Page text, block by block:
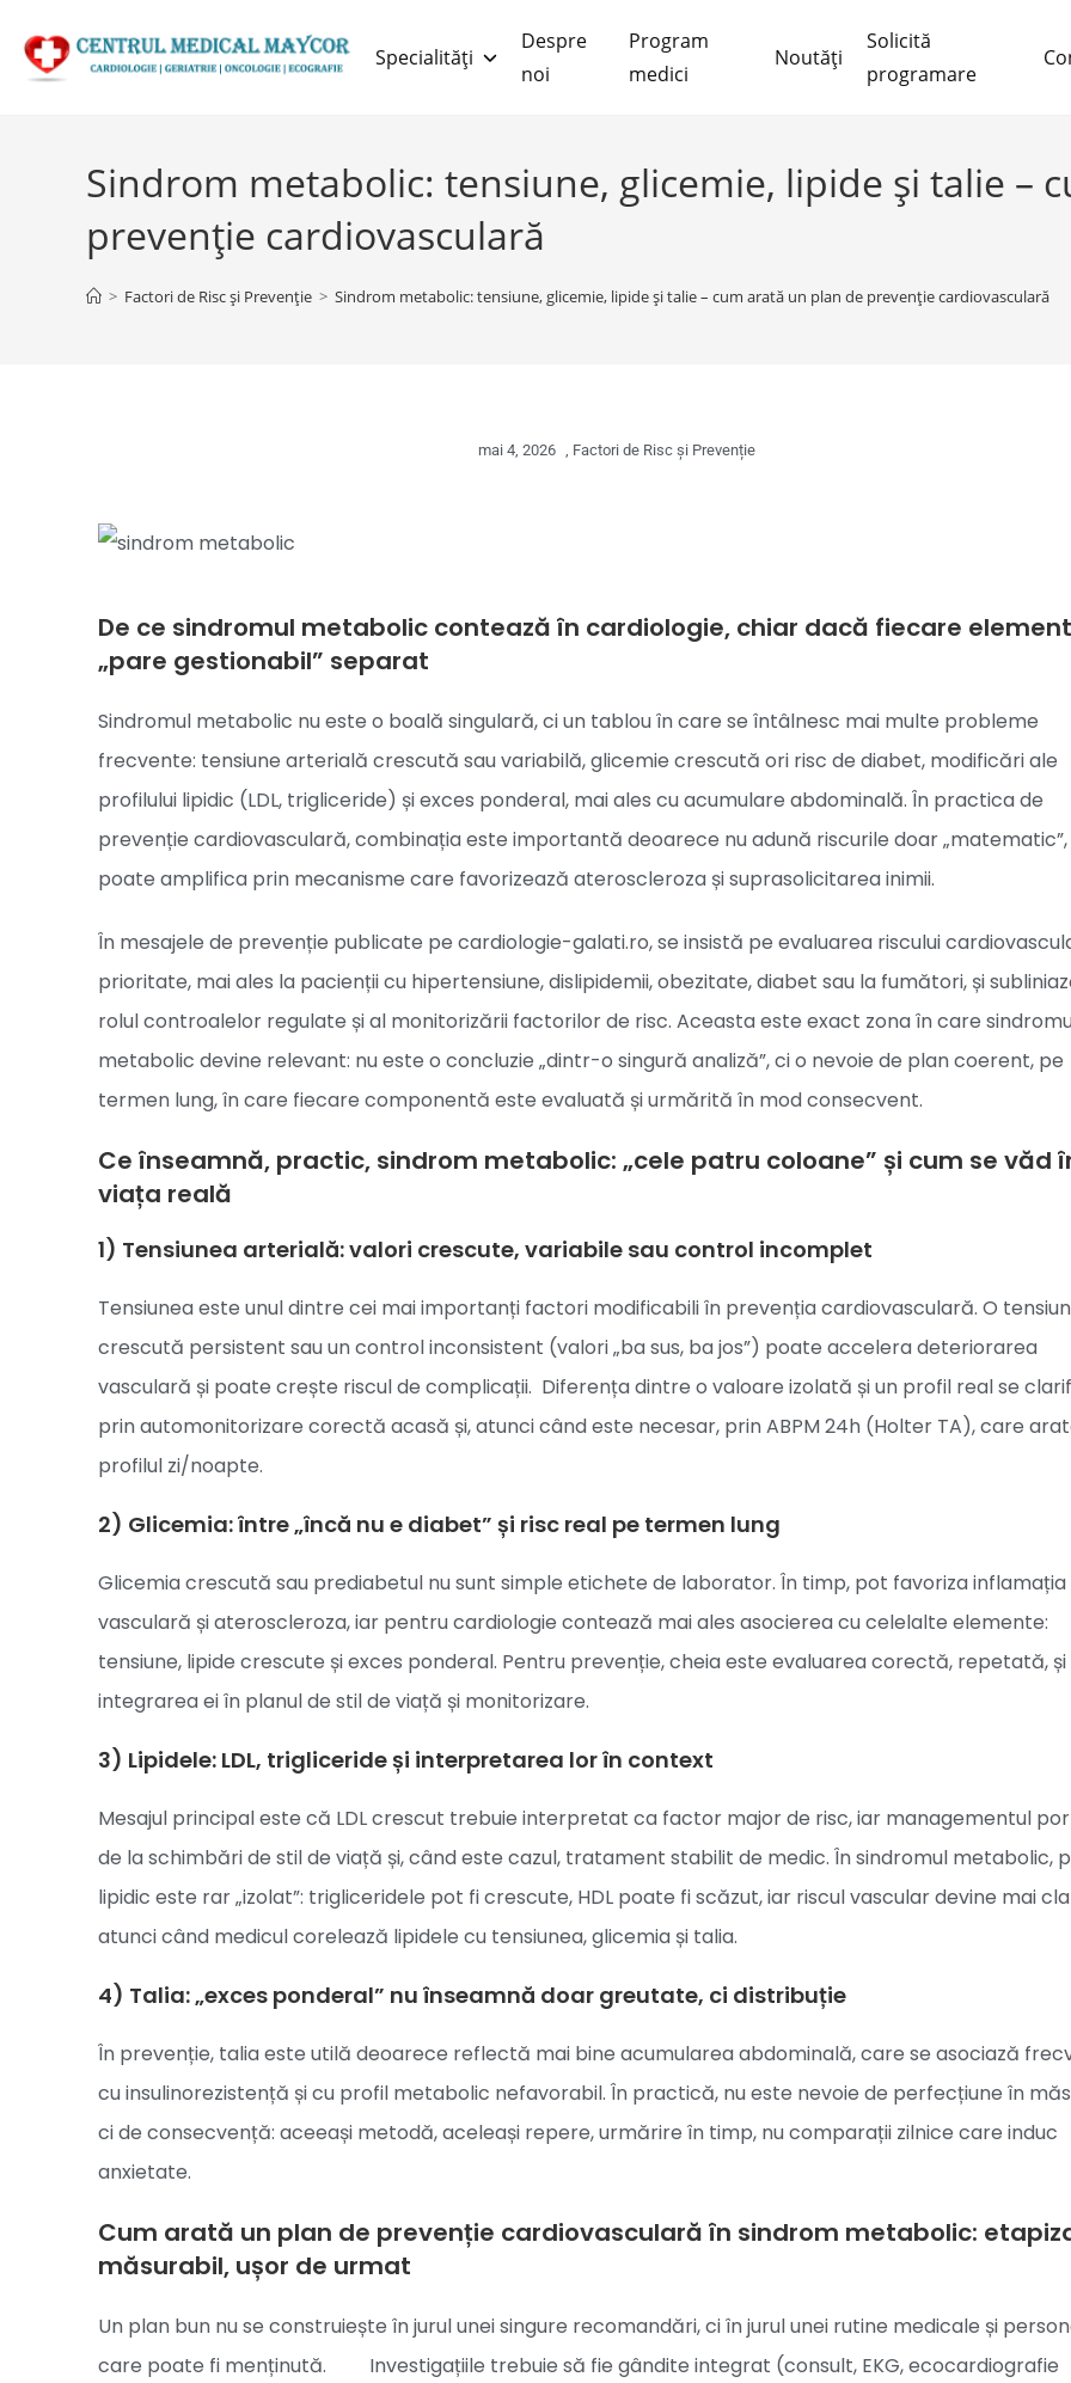
Specialități
Despre
noi
Program
medici
Noutăți
Solicită
programare
Sindrom metabolic: tensiune, glicemie, lipide și talie –
prevenție cardiovasculară
> Factori de Risc și Prevenție > Sindrom metabolic: tensiune, glicemie, lipide și talie – cum arată un plan de prevenție cardiovasculară
mai 4, 2026 , Factori de Risc și Prevenție
De ce sindromul metabolic contează în cardiologie, chiar dacă fiecare element
„pare gestionabil” separat
Sindromul metabolic nu este o boală singulară, ci un tablou în care se întâlnesc mai multe probleme
frecvente: tensiune arterială crescută sau variabilă, glicemie crescută ori risc de diabet, modificări ale
profilului lipidic (LDL, trigliceride) și exces ponderal, mai ales cu acumulare abdominală. În practica de
prevenție cardiovasculară, combinația este importantă deoarece nu adună riscurile doar „matematic”,
poate amplifica prin mecanisme care favorizează ateroscleroza și suprasolicitarea inimii.
În mesajele de prevenție publicate pe cardiologie-galati.ro, se insistă pe evaluarea riscului
prioritate, mai ales la pacienții cu hipertensiune, dislipidemii, obezitate, diabet sau la fumători, și
rolul controalelor regulate și al monitorizării factorilor de risc. Aceasta este exact zona în care
metabolic devine relevant: nu este o concluzie „dintr-o singură analiză”, ci o nevoie de plan coerent, pe
termen lung, în care fiecare componentă este evaluată și urmărită în mod consecvent.
Ce înseamnă, practic, sindrom metabolic: „cele patru coloane” și cum se văd
viața reală
1) Tensiunea arterială: valori crescute, variabile sau control incomplet
Tensiunea este unul dintre cei mai importanți factori modificabili în prevenția cardiovasculară. O
crescută persistent sau un control inconsistent (valori „ba sus, ba jos”) poate accelera deteriorarea
vasculară și poate crește riscul de complicații. Diferența dintre o valoare izolată și un profil real se
prin automonitorizare corectă acasă și, atunci când este necesar, prin ABPM 24h (Holter TA), care
profilul zi/noapte.
2) Glicemia: între „încă nu e diabet” și risc real pe termen lung
Glicemia crescută sau prediabetul nu sunt simple etichete de laborator. În timp, pot favoriza inflamația
vasculară și ateroscleroza, iar pentru cardiologie contează mai ales asocierea cu celelalte elemente:
tensiune, lipide crescute și exces ponderal. Pentru prevenție, cheia este evaluarea corectă, repetată, și
integrarea ei în planul de stil de viață și monitorizare.
3) Lipidele: LDL, trigliceride și interpretarea lor în context
Mesajul principal este că LDL crescut trebuie interpretat ca factor major de risc, iar managementul
de la schimbări de stil de viață și, când este cazul, tratament stabilit de medic. În sindromul metabolic,
lipidic este rar „izolat”: trigliceridele pot fi crescute, HDL poate fi scăzut, iar riscul vascular devine mai
atunci când medicul corelează lipidele cu tensiunea, glicemia și talia.
4) Talia: „exces ponderal” nu înseamnă doar greutate, ci distribuție
În prevenție, talia este utilă deoarece reflectă mai bine acumularea abdominală, care se asociază
cu insulinorezistență și cu profil metabolic nefavorabil. În practică, nu este nevoie de perfecțiune în
ci de consecvență: aceeași metodă, aceleași repere, urmărire în timp, nu comparații zilnice care induc
anxietate.
Cum arată un plan de prevenție cardiovasculară în sindrom metabolic:
măsurabil, ușor de urmat
Un plan bun nu se construiește în jurul unei singure recomandări, ci în jurul unei rutine medicale și
care poate fi menținută. Investigațiile trebuie să fie gândite integrat (consult, EKG, ecocardiografie